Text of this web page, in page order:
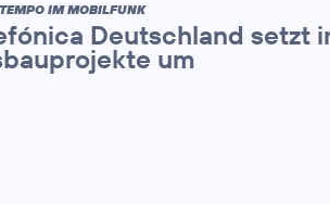
IM MOBILFUNK
Deutschland setzt
um